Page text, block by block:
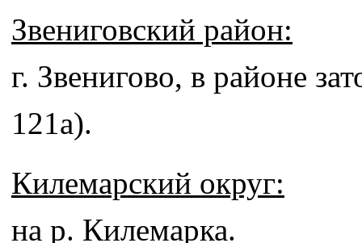
Звениговский район:
г. Звенигово, в районе
121а).
Килемарский округ:
на р. Килемарка.